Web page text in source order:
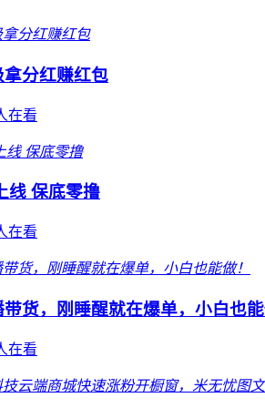
分红赚红包
在看
线 保底零撸
在看
货，刚睡醒就在爆单，小白也
在看